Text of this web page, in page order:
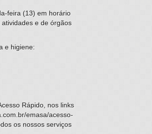
feira (13) em horário
e de órgãos
e higiene:
Rápido, nos links
emasa/acesso-
os nossos serviços